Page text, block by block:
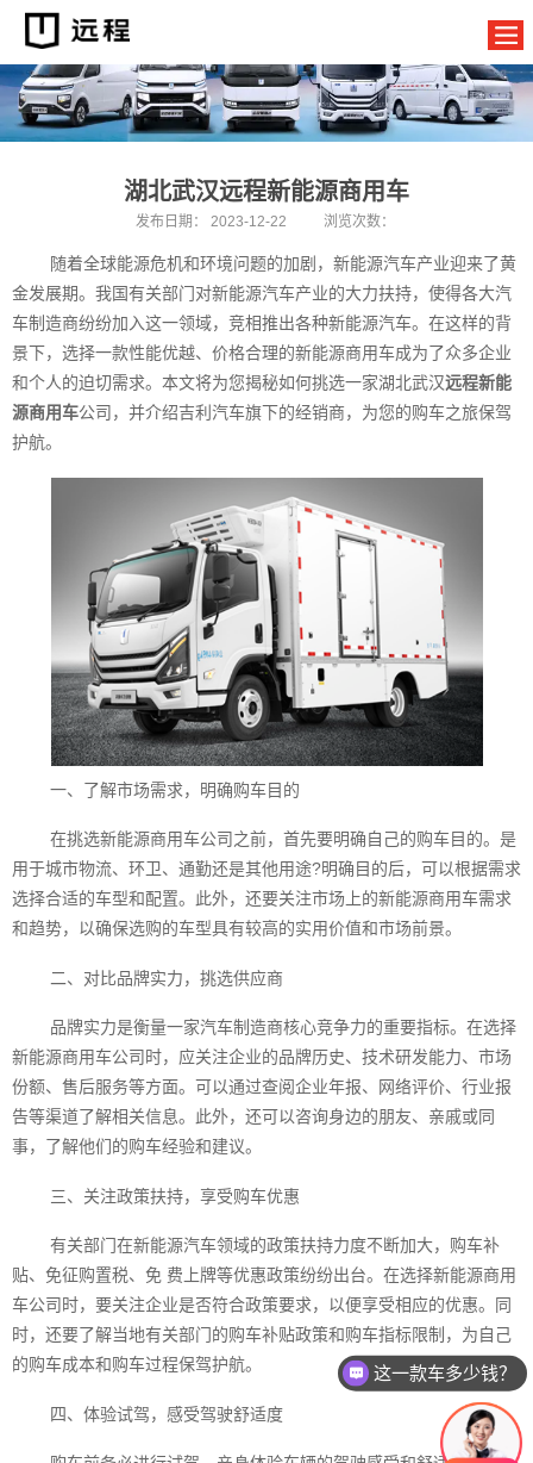
湖北武汉远程新能源商用车
发布日期： 2023-12-22 浏览次数：
随着全球能源危机和环境问题的加剧，新能源汽车产业迎来了黄
金发展期。我国有关部门对新能源汽车产业的大力扶持，使得各大汽
车制造商纷纷加入这一领域，竞相推出各种新能源汽车。在这样的背
景下，选择一款性能优越、价格合理的新能源商用车成为了众多企业
和个人的迫切需求。本文将为您揭秘如何挑选一家湖北武汉远程新能
源商用车公司，并介绍吉利汽车旗下的经销商，为您的购车之旅保驾
护航。
一、了解市场需求，明确购车目的
在挑选新能源商用车公司之前，首先要明确自己的购车目的。是
用于城市物流、环卫、通勤还是其他用途?明确目的后，可以根据需求
选择合适的车型和配置。此外，还要关注市场上的新能源商用车需求
和趋势，以确保选购的车型具有较高的实用价值和市场前景。
二、对比品牌实力，挑选供应商
品牌实力是衡量一家汽车制造商核心竞争力的重要指标。在选择
新能源商用车公司时，应关注企业的品牌历史、技术研发能力、市场
份额、售后服务等方面。可以通过查阅企业年报、网络评价、行业报
告等渠道了解相关信息。此外，还可以咨询身边的朋友、亲戚或同
事，了解他们的购车经验和建议。
三、关注政策扶持，享受购车优惠
有关部门在新能源汽车领域的政策扶持力度不断加大，购车补
贴、免征购置税、免 费上牌等优惠政策纷纷出台。在选择新能源商用
车公司时，要关注企业是否符合政策要求，以便享受相应的优惠。同
时，还要了解当地有关部门的购车补贴政策和购车指标限制，为自己
的购车成本和购车过程保驾护航。
四、体验试驾，感受驾驶舒适度
这一款车多少钱？